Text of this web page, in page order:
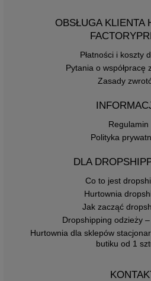
OBSŁUGA KLIENTA
Płatności i koszty
Pytania o współpracę
Zasady
Regulamin
Polityka
DLA
Co to jest
Hurtownia
Jak zacząć
Dropshipping odzieży
Hurtownia dla sklepów
butiku od 1